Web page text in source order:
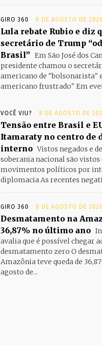
GIRO 360 8 DE AGOSTO DE 2026
Lula rebate Rubio e diz
secretário de Trump
Brasil” Em São José dos
presidente chamou o
americano de "bolsonarista"
americano frustrado" Em
VOCÊ VIU? 8 DE AGOSTO DE
Tensão entre Brasil e
Itamaraty no centro de
interno Vistos negados e
soberania nacional são vistos
movimentos políticos por
diplomacia As recentes
GIRO 360 8 DE AGOSTO DE 2026
Desmatamento na
36,87% no último ano
avalia que é possível chegar
desmatamento zero O
Amazônia teve queda de
agosto de...